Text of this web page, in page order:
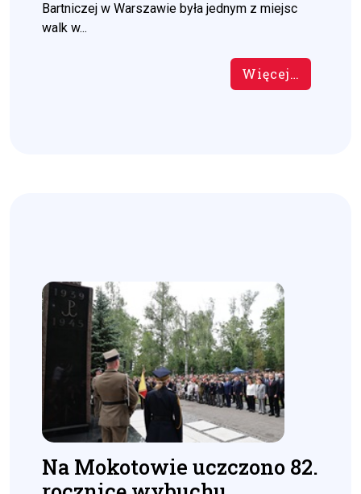
Bartniczej w Warszawie była jednym z miejsc
walk w...
Więcej…
Na Mokotowie uczczono 82.